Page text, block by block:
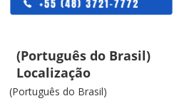
(Português do Brasil)
Localização
(Português do Brasil)